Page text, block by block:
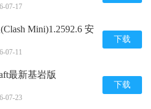
07-17
Mini)1.2592.6 安
07-11
下载
最新基岩版
付费版
07-23
下载